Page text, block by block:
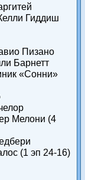
Гиддиш
Пизано
Барнетт
«Сонни»
Мелони (4
(1 эп 24-16)